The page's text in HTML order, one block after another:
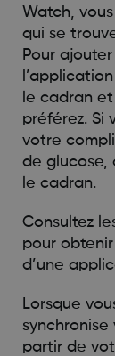
Watch,
qui se
Pour
le cadran
préférez. Si
votre
de glucose,
le cadran.
Consultez
pour
d’une
Lorsque
partir de